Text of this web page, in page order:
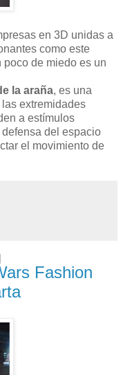
en 3D unidas a
como este
de miedo es un
la araña, es una
extremidades
a estímulos
del espacio
el movimiento de
Fashion